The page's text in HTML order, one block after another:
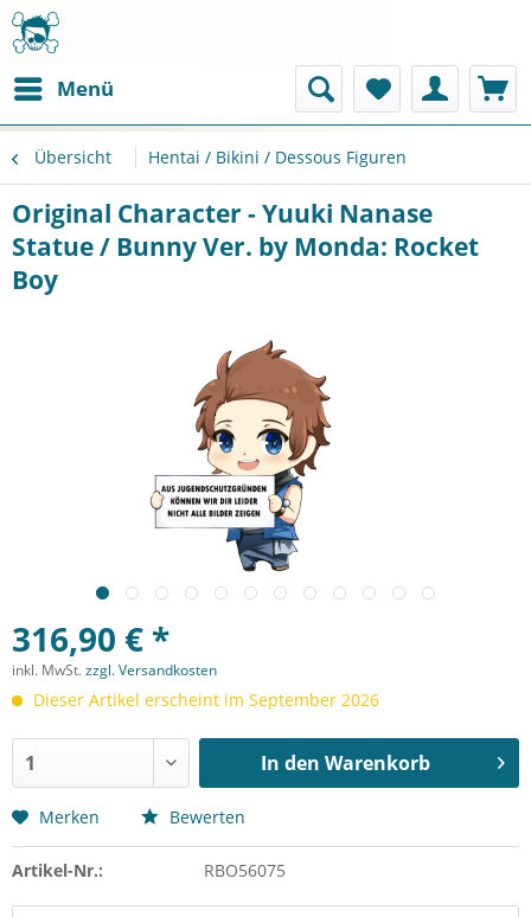
Menü
Übersicht Hentai / Bikini / Dessous Figuren
Original Character - Yuuki Nanase
Statue / Bunny Ver. by Monda: Rocket
Boy
316,90 € *
inkl. MwSt.zzgl. Versandkosten
Dieser Artikel erscheint im September 2026
In den Warenkorb
Merken Bewerten
Artikel-Nr.: RBO56075